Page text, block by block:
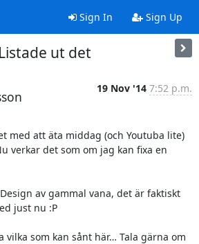
Sign In Sign Up
Listade ut det
19 Nov '14 7:52 p.m.
med att äta middag (och Youtuba lite)
verkar det som om jag kan fixa en
av gammal vana, det är faktiskt
just nu :P
vilka som kan sånt här… Tala gärna om